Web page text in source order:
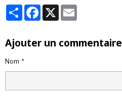
PartagerFacebook
X
Ajouter un commentaire
Nom